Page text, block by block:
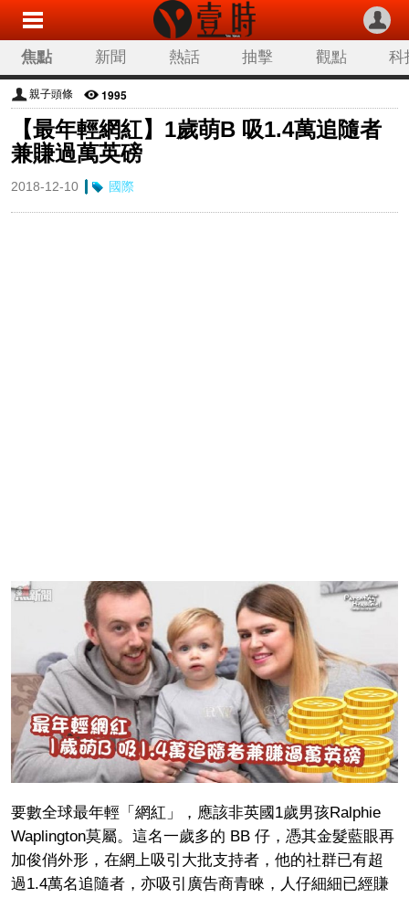
焦點 新聞 熱話 抽擊 觀點 科
親子頭條 1995
【最年輕網紅】1歲萌B 吸1.4萬追隨者
兼賺過萬英磅
2018-12-10 國際
要數全球最年輕「網紅」，應該非英國1歲男孩Ralphie
Waplington莫屬。這名一歲多的 BB 仔，憑其金髮藍眼再
加俊俏外形，在網上吸引大批支持者，他的社群已有超
過1.4萬名追隨者，亦吸引廣告商青睞，人仔細細已經賺